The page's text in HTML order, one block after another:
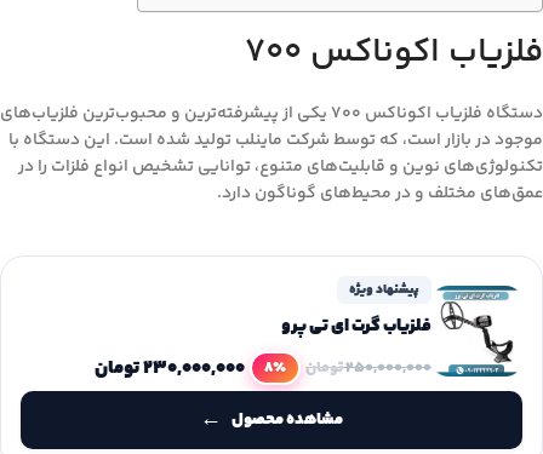
فلزیاب اکوناکس 700
دستگاه فلزیاب اکوناکس 700 یکی از پیشرفته‌ترین و محبوب‌ترین فلزیاب‌های
موجود در بازار است، که توسط شرکت ماینلب تولید شده است. این دستگاه با
تکنولوژی‌های نوین و قابلیت‌های متنوع، توانایی تشخیص انواع فلزات را در
عمق‌های مختلف و در محیط‌های گوناگون دارد.
پیشنهاد ویژه
فلزیاب گرت ای تی پرو
۲۵۰,۰۰۰,۰۰۰تومان 8٪ ۲۳۰,۰۰۰,۰۰۰تومان
مشاهده محصول